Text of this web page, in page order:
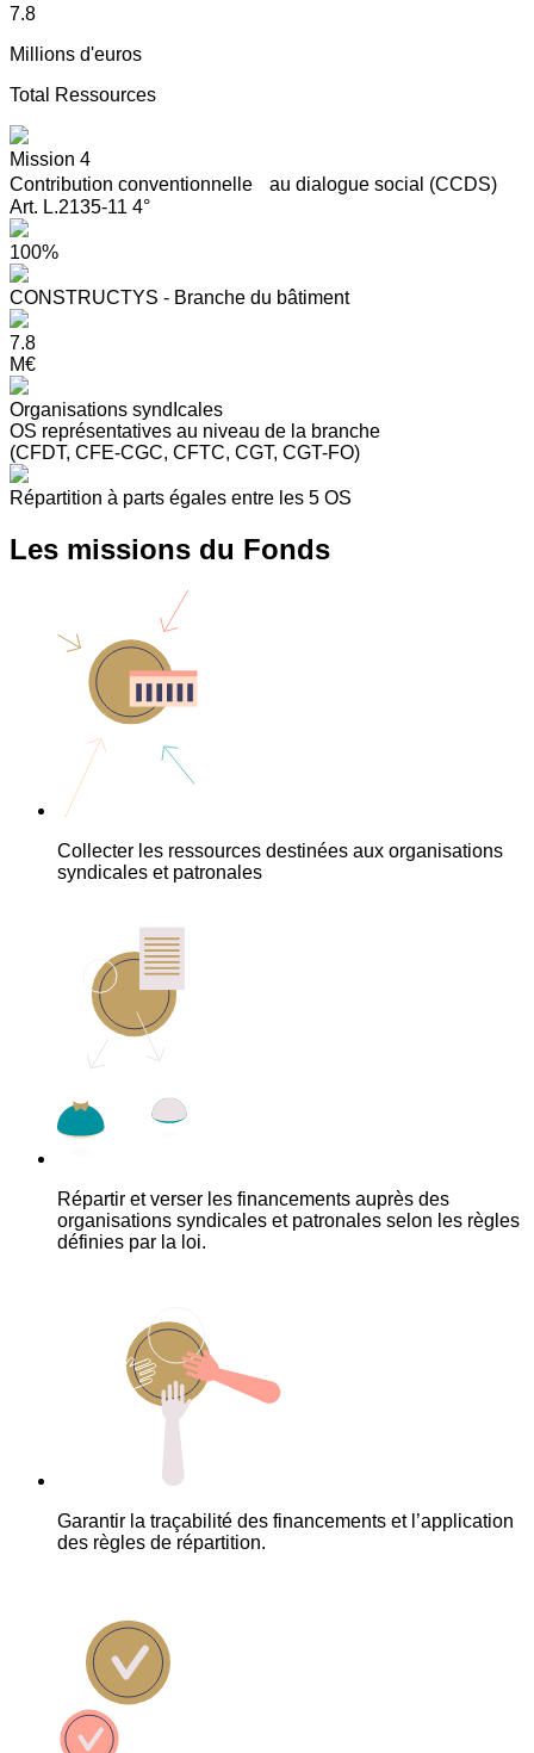
7.8
Millions d'euros
Total Ressources
Mission 4
Contribution conventionnelle au dialogue social (CCDS)
Art. L.2135-11 4°
100%
CONSTRUCTYS - Branche du bâtiment
7.8
M€
Organisations syndIcales
OS représentatives au niveau de la branche
(CFDT, CFE-CGC, CFTC, CGT, CGT-FO)
Répartition à parts égales entre les 5 OS
Les missions du Fonds
Collecter les ressources destinées aux organisations
syndicales et patronales
Répartir et verser les financements auprès des
organisations syndicales et patronales selon les règles
définies par la loi.
Garantir la traçabilité des financements et l’application
des règles de répartition.